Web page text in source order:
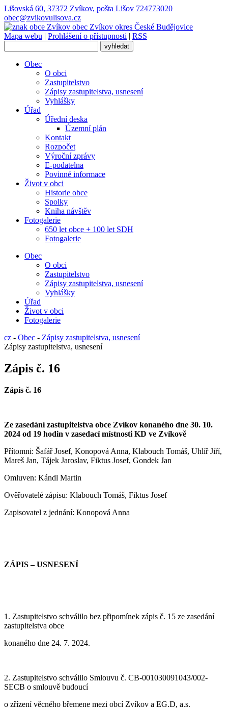
Lišovská 60, 37372 Zvíkov, pošta Lišov 724773020
obec@zvikovulisova.cz
obec Zvíkov okres České Budějovice
Mapa webu | Prohlášení o přístupnosti | RSS
Obec
O obci
Zastupitelstvo
Zápisy zastupitelstva, usnesení
Vyhlášky
Úřad
Úřední deska
Územní plán
Kontakt
Rozpočet
Výroční zprávy
E-podatelna
Povinné informace
Život v obci
Historie obce
Spolky
Kniha návštěv
Fotogalerie
650 let obce + 100 let SDH
Fotogalerie
Obec
O obci
Zastupitelstvo
Zápisy zastupitelstva, usnesení
Vyhlášky
Úřad
Život v obci
Fotogalerie
cz - Obec - Zápisy zastupitelstva, usnesení
Zápisy zastupitelstva, usnesení
Zápis č. 16
Zápis č. 16
Ze zasedání zastupitelstva obce Zvíkov konaného dne 30. 10.
2024 od 19 hodin v zasedací místnosti KD ve Zvíkově
Přítomni: Šafář Josef, Konopová Anna, Klabouch Tomáš, Uhlíř Jiří,
Mareš Jan, Tájek Jaroslav, Fiktus Josef, Gondek Jan
Omluven: Kándl Martin
Ověřovatelé zápisu: Klabouch Tomáš, Fiktus Josef
Zapisovatel z jednání: Konopová Anna
ZÁPIS – USNESENÍ
1. Zastupitelstvo schválilo bez připomínek zápis č. 15 ze zasedání
zastupitelstva obce
konaného dne 24. 7. 2024.
2. Zastupitelstvo schválilo Smlouvu č. CB-001030091043/002-
SECB o smlouvě budoucí
o zřízení věcného břemene mezi obcí Zvíkov a EG.D, a.s.